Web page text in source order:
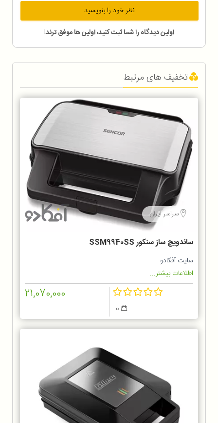
نظر خود را بنویسید
اولین دیدگاه را شما ثبت کنید، اولین ها موفق ترند!
تخفیف های مرتبط
سراسر ایران
ساندویچ ساز سنکور SSM9940SS
سایت آفکادو
اطلاعات بیشتر...
21,070,000